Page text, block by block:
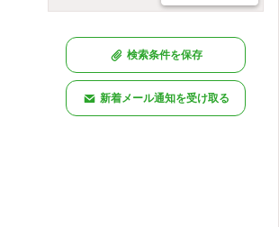
検索条件を保存
新着メール通知を受け取る